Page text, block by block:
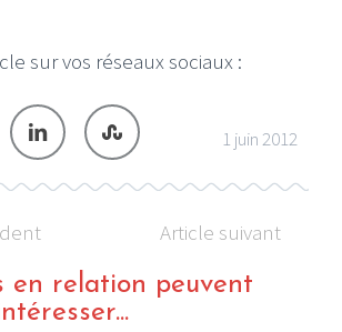
sur vos réseaux sociaux :
1 juin 2012
Article suivant
en relation peuvent